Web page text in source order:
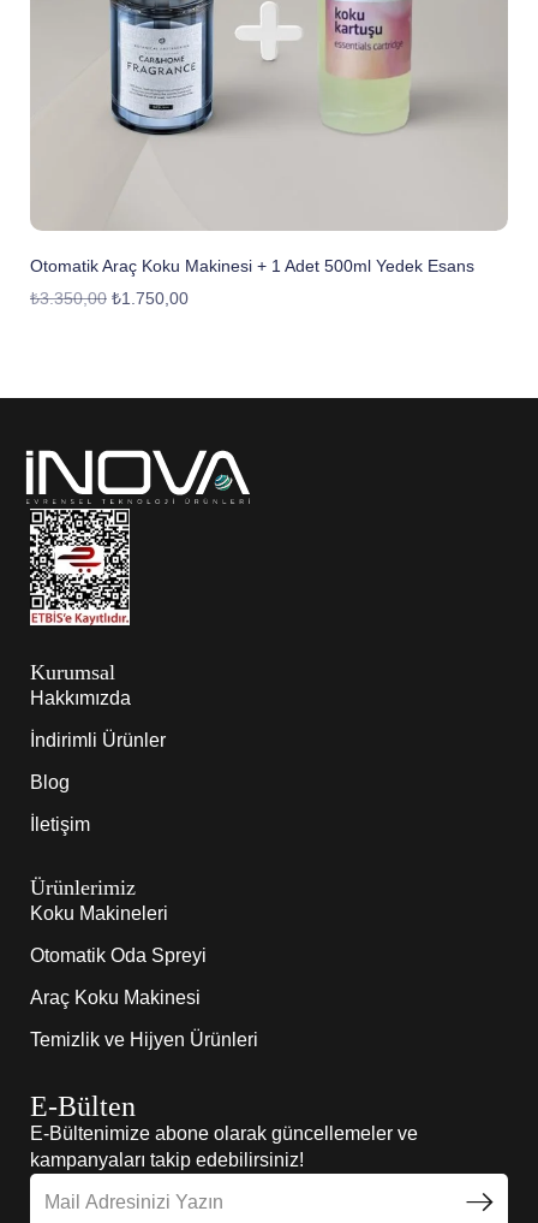
Otomatik Araç Koku Makinesi + 1 Adet 500ml Yedek Esans
₺3.350,00 ₺1.750,00
Kurumsal
Hakkımızda
İndirimli Ürünler
Blog
İletişim
Ürünlerimiz
Koku Makineleri
Otomatik Oda Spreyi
Araç Koku Makinesi
Temizlik ve Hijyen Ürünleri
E-Bülten
E-Bültenimize abone olarak güncellemeler ve
kampanyaları takip edebilirsiniz!